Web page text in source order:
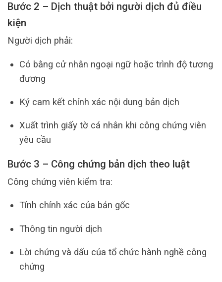
Bước 2 – Dịch thuật bởi người dịch đủ điều
kiện
Người dịch phải:
Có bằng cử nhân ngoại ngữ hoặc trình độ tương
đương
Ký cam kết chính xác nội dung bản dịch
Xuất trình giấy tờ cá nhân khi công chứng viên
yêu cầu
Bước 3 – Công chứng bản dịch theo luật
Công chứng viên kiểm tra:
Tính chính xác của bản gốc
Thông tin người dịch
Lời chứng và dấu của tổ chức hành nghề công
chứng